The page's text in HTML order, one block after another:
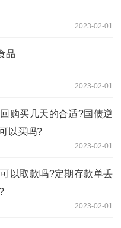
2023-02-01
品
2023-02-01
购买几天的合适?国债逆
以买吗?
2023-02-01
以取款吗?定期存款单丢
2023-02-01